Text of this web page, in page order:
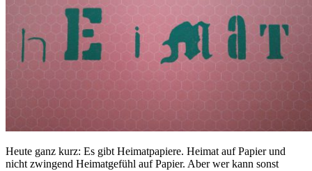
Heute ganz kurz: Es gibt Heimatpapiere. Heimat auf Papier und
nicht zwingend Heimatgefühl auf Papier. Aber wer kann sonst